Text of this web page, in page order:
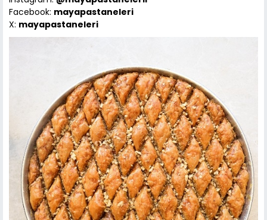
Facebook: mayapastaneleri
X: mayapastaneleri